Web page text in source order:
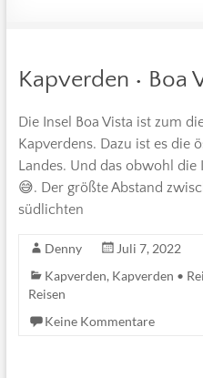
Kapverden • Boa
Die Insel Boa Vista ist zum
Kapverdens. Dazu ist es die
Landes. Und das obwohl
😅. Der größte Abstand
südlichten
Denny
Juli 7, 2022
Kapverden, Kapverden •
Reisen
Keine Kommentare